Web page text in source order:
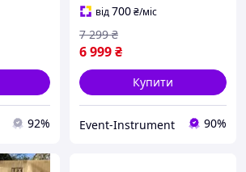
92%
від700₴/міс
6 999₴
7 299 ₴
Купити
Event-Instrument 90%